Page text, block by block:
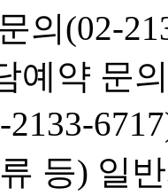
의(02-
예약 문
등) 일